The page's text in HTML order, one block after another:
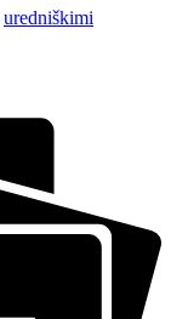
uredniškimi